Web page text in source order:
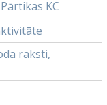
KC
raksti,